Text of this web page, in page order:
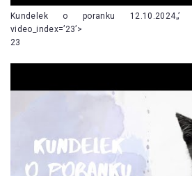
Kundelek o poranku 12.10.2024„’
video_index=’23’>
23